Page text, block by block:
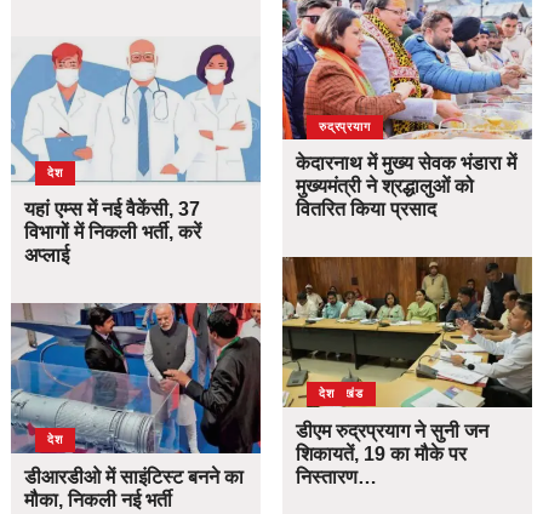
देश
यहां एम्स में नई वैकेंसी, 37
विभागों में निकली भर्ती, करें
अप्लाई
देश
डीआरडीओ में साइंटिस्ट बनने का
मौका, निकली नई भर्ती
उत्तराखंड
देश
रुद्रप्रयाग
केदारनाथ में मुख्य सेवक भंडारा में
मुख्यमंत्री ने श्रद्धालुओं को
वितरित किया प्रसाद
उत्तराखंड
देश
डीएम रुद्रप्रयाग ने सुनी जन
शिकायतें, 19 का मौके पर
निस्तारण…